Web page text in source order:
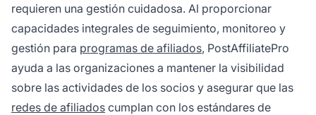
requieren una gestión cuidadosa. Al proporcionar
capacidades integrales de seguimiento, monitoreo y
gestión para programas de afiliados, PostAffiliatePro
ayuda a las organizaciones a mantener la visibilidad
sobre las actividades de los socios y asegurar que las
redes de afiliados cumplan con los estándares de